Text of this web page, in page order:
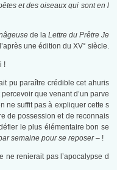
et des oiseaux qui sont en l
de la Lettre du Prêtre Je
une édition du XV° siècle.
!
pu paraître crédible cet ahuris
que venant d’un parve
ne suffit pas à expliquer cette s
de possession et de reconnais
le plus élémentaire bon se
semaine pour se reposer – !
ne renierait pas l’apocalypse d